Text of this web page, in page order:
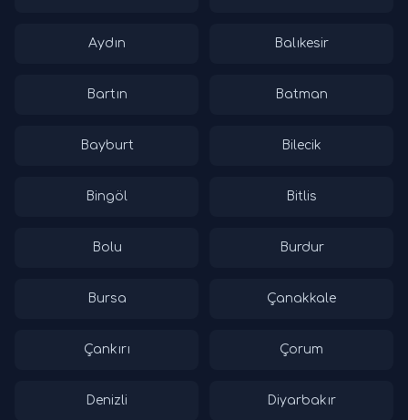
Aydın Balıkesir
Bartın Batman
Bayburt Bilecik
Bingöl Bitlis
Bolu Burdur
Bursa Çanakkale
Çankırı Çorum
Denizli Diyarbakır